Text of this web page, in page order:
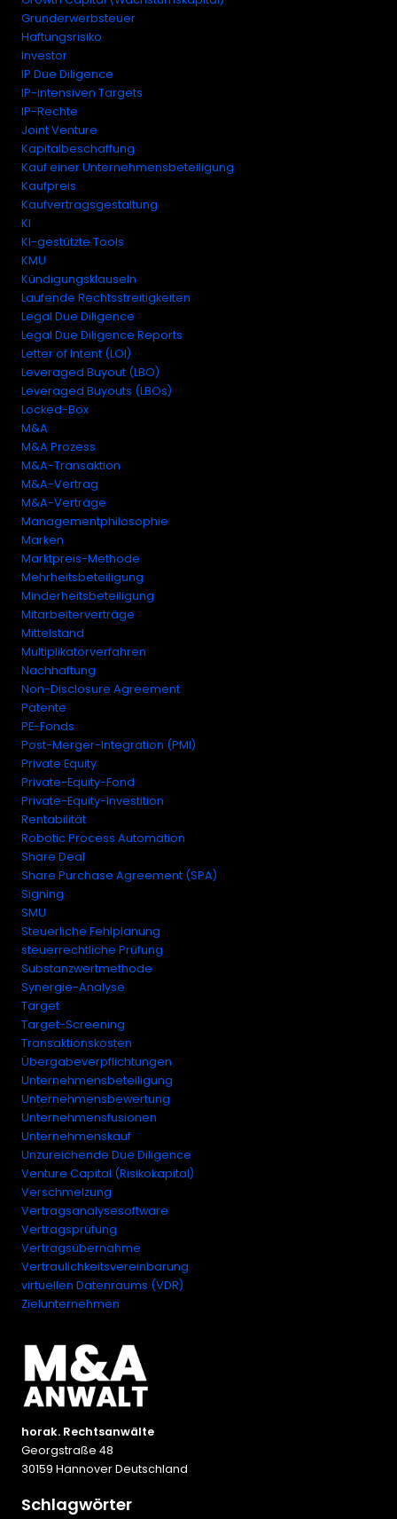
Grunderwerbsteuer
Haftungsrisiko
Investor
IP Due Diligence
IP-intensiven Targets
IP-Rechte
Joint Venture
Kapitalbeschaffung
Kauf einer Unternehmensbeteiligung
Kaufpreis
Kaufvertragsgestaltung
KI
KI-gestützte Tools
KMU
Kündigungsklauseln
Laufende Rechtsstreitigkeiten
Legal Due Diligence
Legal Due Diligence Reports
Letter of Intent (LOI)
Leveraged Buyout (LBO)
Leveraged Buyouts (LBOs)
Locked-Box
M&A
M&A Prozess
M&A-Transaktion
M&A-Vertrag
M&A-Verträge
Managementphilosophie
Marken
Marktpreis-Methode
Mehrheitsbeteiligung
Minderheitsbeteiligung
Mitarbeiterverträge
Mittelstand
Multiplikatorverfahren
Nachhaftung
Non-Disclosure Agreement
Patente
PE-Fonds
Post-Merger-Integration (PMI)
Private Equity
Private-Equity-Fond
Private-Equity-Investition
Rentabilität
Robotic Process Automation
Share Deal
Share Purchase Agreement (SPA)
Signing
SMU
Steuerliche Fehlplanung
steuerrechtliche Prüfung
Substanzwertmethode
Synergie-Analyse
Target
Target-Screening
Transaktionskosten
Übergabeverpflichtungen
Unternehmensbeteiligung
Unternehmensbewertung
Unternehmensfusionen
Unternehmenskauf
Unzureichende Due Diligence
Venture Capital (Risikokapital)
Verschmelzung
Vertragsanalysesoftware
Vertragsprüfung
Vertragsübernahme
Vertraulichkeitsvereinbarung
virtuellen Datenraums (VDR)
Zielunternehmen
horak. Rechtsanwälte
Georgstraße 48
30159 Hannover Deutschland
Schlagwörter